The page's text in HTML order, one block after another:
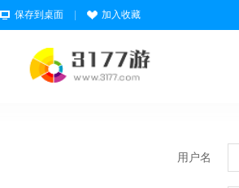
保存到桌面 加入收藏
用户名